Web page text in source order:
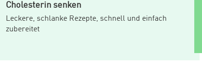
Cholesterin senken
Leckere, schlanke Rezepte, schnell und einfach
zubereitet